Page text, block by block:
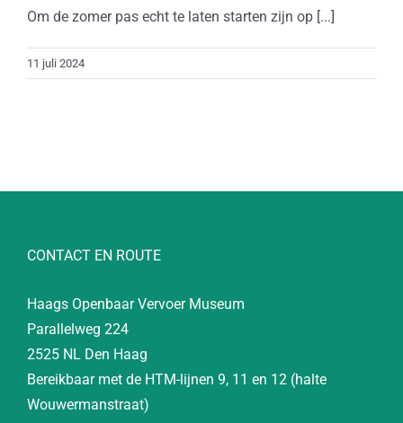
Om de zomer pas echt te laten starten zijn op [...]
11 juli 2024
CONTACT EN ROUTE
Haags Openbaar Vervoer Museum
Parallelweg 224
2525 NL Den Haag
Bereikbaar met de HTM-lijnen 9, 11 en 12 (halte
Wouwermanstraat)